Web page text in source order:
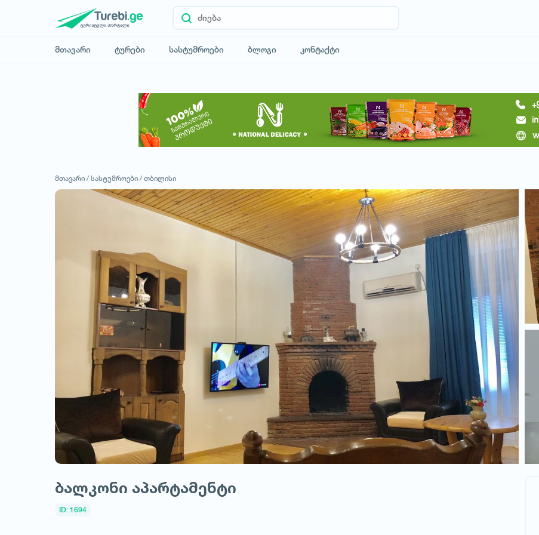
მთავარი ტურები სასტუმროები ბლოგი კონტაქტი
მოითხოვე სასტუმრო
მთავარი / სასტუმროები / თბილისი
ბალკონი აპარტამენტი
ID: 1694